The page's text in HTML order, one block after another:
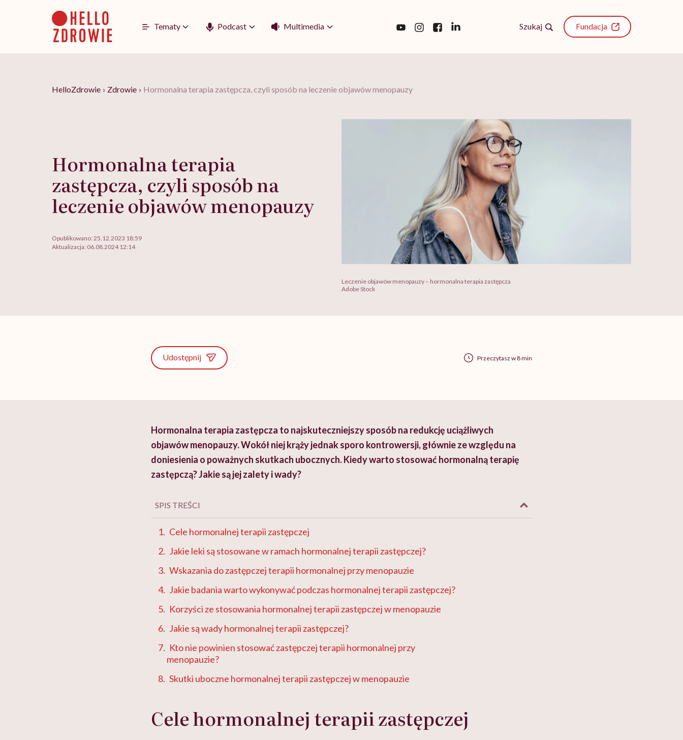
Tematy Podcast Multimedia Szukaj Fundacja
HelloZdrowie › Zdrowie › Hormonalna terapia zastępcza, czyli sposób na leczenie objawów menopauzy
Hormonalna terapia
zastępcza, czyli sposób na
leczenie objawów menopauzy
Opublikowano: 25.12.2023 18:59
Aktualizacja: 06.08.2024 12:14
Leczenie objawów menopauzy – hormonalna terapia zastępcza
Adobe Stock
Udostępnij Przeczytasz w 8 min
Hormonalna terapia zastępcza to najskuteczniejszy sposób na redukcję uciążliwych
objawów menopauzy. Wokół niej krąży jednak sporo kontrowersji, głównie ze względu na
doniesienia o poważnych skutkach ubocznych. Kiedy warto stosować hormonalną terapię
zastępczą? Jakie są jej zalety i wady?
SPIS TREŚCI
Cele hormonalnej terapii zastępczej
Jakie leki są stosowane w ramach hormonalnej terapii zastępczej?
Wskazania do zastępczej terapii hormonalnej przy menopauzie
Jakie badania warto wykonywać podczas hormonalnej terapii zastępczej?
Korzyści ze stosowania hormonalnej terapii zastępczej w menopauzie
Jakie są wady hormonalnej terapii zastępczej?
Kto nie powinien stosować zastępczej terapii hormonalnej przy
menopauzie?
Skutki uboczne hormonalnej terapii zastępczej w menopauzie
Cele hormonalnej terapii zastępczej